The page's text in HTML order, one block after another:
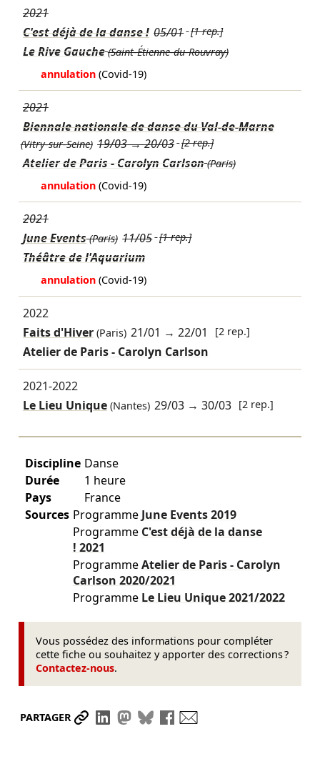
2021
C'est déjà de la danse ! 05/01 [1 rep.]
Le Rive Gauche (Saint-Étienne-du-Rouvray)
annulation (Covid-19)
2021
Biennale nationale de danse du Val-de-Marne
(Vitry-sur-Seine) 19/03→20/03 [2 rep.]
Atelier de Paris - Carolyn Carlson (Paris)
annulation (Covid-19)
2021
June Events(Paris) 11/05 [1 rep.]
Théâtre de l'Aquarium
annulation (Covid-19)
2022
Faits d'Hiver(Paris) 21/01 →22/01 [2 rep.]
Atelier de Paris - Carolyn Carlson
2021-2022
Le Lieu Unique(Nantes) 29/03 →30/03 [2 rep.]
Discipline Danse
Durée
1 heure
Pays
France
Sources Programme June Events2019
Programme C'est déjà de la danse
! 2021
ProgrammeAtelier de Paris - Carolyn
Carlson 2020/2021
Programme Le Lieu Unique2021/2022
Vous possédez des informations pour compléter
cette fiche ou souhaitez y apporter des corrections ?
Contactez-nous.
PARTAGER Partager le lien
Partager sur LinkedIn
Partager sur Mastodon
Partager sur Bluesky
Partager sur Facebook